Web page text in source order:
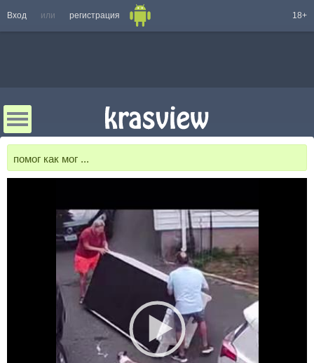
Вход или регистрация 18+
помог как мог ...